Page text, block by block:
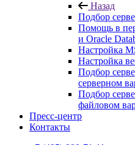
Назад
Подбор
Помощь в
и Oracle
Настройка
Настройка
Подбор
серверном
Подбор
файловом
Пресс-центр
Контакты